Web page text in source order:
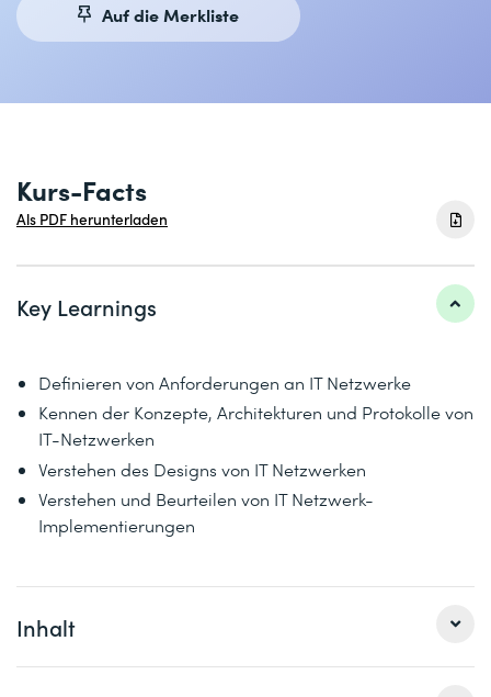
Auf die Merkliste
Kurs-Facts
Als PDF herunterladen
Key Learnings
Definieren von Anforderungen an IT Netzwerke
Kennen der Konzepte, Architekturen und Protokolle von
IT-Netzwerken
Verstehen des Designs von IT Netzwerken
Verstehen und Beurteilen von IT Netzwerk-
Implementierungen
Inhalt